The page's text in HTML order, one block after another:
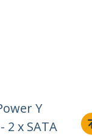
Y
2 x SATA